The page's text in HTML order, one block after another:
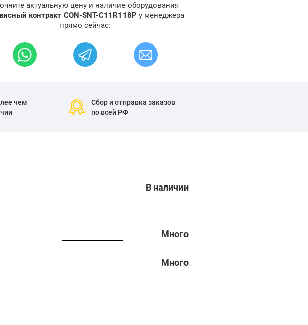
актуальную цену и наличие оборудования
контракт CON-SNT-C11R118P у менеджера
прямо сейчас:
чем
Сбор и отправка заказов
по всей РФ
В наличии
Много
Много